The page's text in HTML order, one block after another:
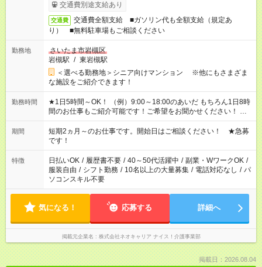
交通費別途支給あり
交通費
交通費全額支給 ■ガソリン代も全額支給（規定あ
り） ■無料駐車場もご相談ください
勤務地
さいたま市岩槻区
岩槻駅 / 東岩槻駅
＜選べる勤務地＞シニア向けマンション ※他にもさまざま
な施設をご紹介できます！
勤務時間
★1日5時間～OK！ （例）9:00～18:00のあいだ もちろん1日8時
間のお仕事もご紹介可能です！ご希望をお聞かせください！ ★
家庭の都合でお休みが必要な場合も遠慮なくご相談ください。
※週最低15時間以上の勤務が必要です
期間
短期2ヵ月～のお仕事です。開始日はご相談ください！ ★急募
です！
特徴 日払いOK / 履歴書不要 / 40～50代活躍中 / 副業・WワークOK /
服装自由 / シフト勤務 / 10名以上の大量募集 / 電話対応なし / パ
ソコンスキル不要
気になる！ 応募する 詳細へ
掲載元企業名 株式会社ネオキャリア ナイス！介護事業部
掲載日：2026.08.04